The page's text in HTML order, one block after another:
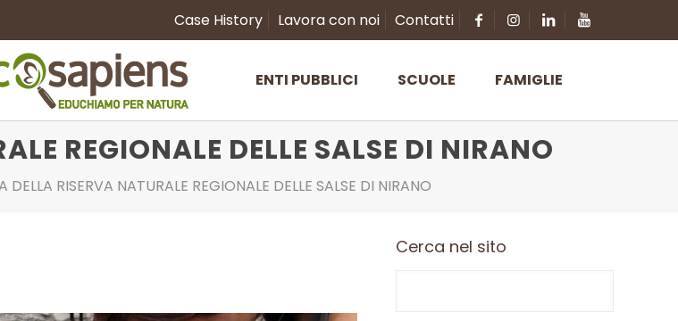
Case History Lavora con noi Contatti
ENTI PUBBLICI SCUOLE FAMIGLIE
REGIONALE DELLE SALSE DI NIRANO
DELLA RISERVA NATURALE REGIONALE DELLE SALSE DI NIRANO
Cerca nel sito